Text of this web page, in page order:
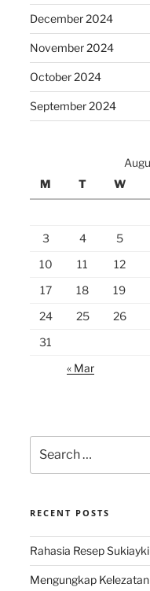
December 2024
November 2024
October 2024
September 2024
M
T W
3
4 5
10
11 12
17
18 19
24
25 26
31
« Mar
for:
RECENT POSTS
Rahasia Resep
Mengungkap